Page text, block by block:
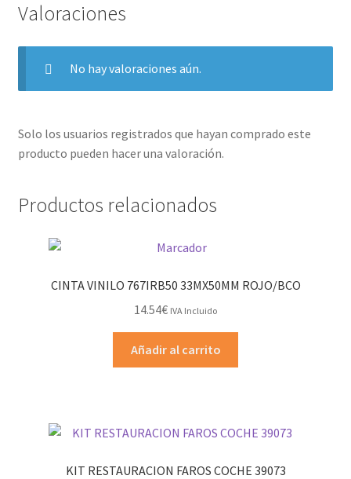
Valoraciones
No hay valoraciones aún.
Solo los usuarios registrados que hayan comprado este
producto pueden hacer una valoración.
Productos relacionados
CINTA VINILO 767IRB50 33MX50MM ROJO/BCO
14.54€ IVA Incluido
Añadir al carrito
KIT RESTAURACION FAROS COCHE 39073